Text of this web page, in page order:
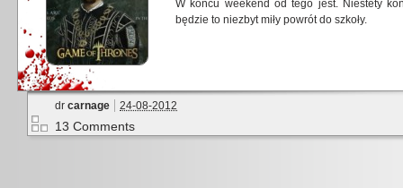
W końcu weekend od tego jest. Niestety
będzie to niezbyt miły powrót do szkoły.
dr carnage 24-08-2012
13 Comments